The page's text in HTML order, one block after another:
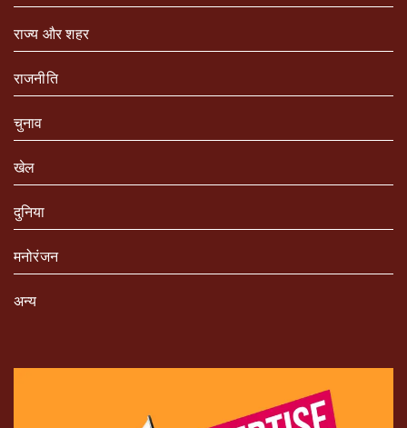
राज्य और शहर
राजनीति
चुनाव
खेल
दुनिया
मनोरंजन
अन्य